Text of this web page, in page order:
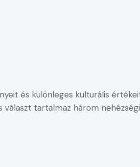
és különleges kulturális
tartalmaz három nehézségi